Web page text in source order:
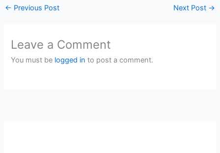
← Previous Post Next Post →
Leave a Comment
You must be logged in to post a comment.